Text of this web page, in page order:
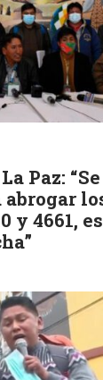
Paz:
y 4661,